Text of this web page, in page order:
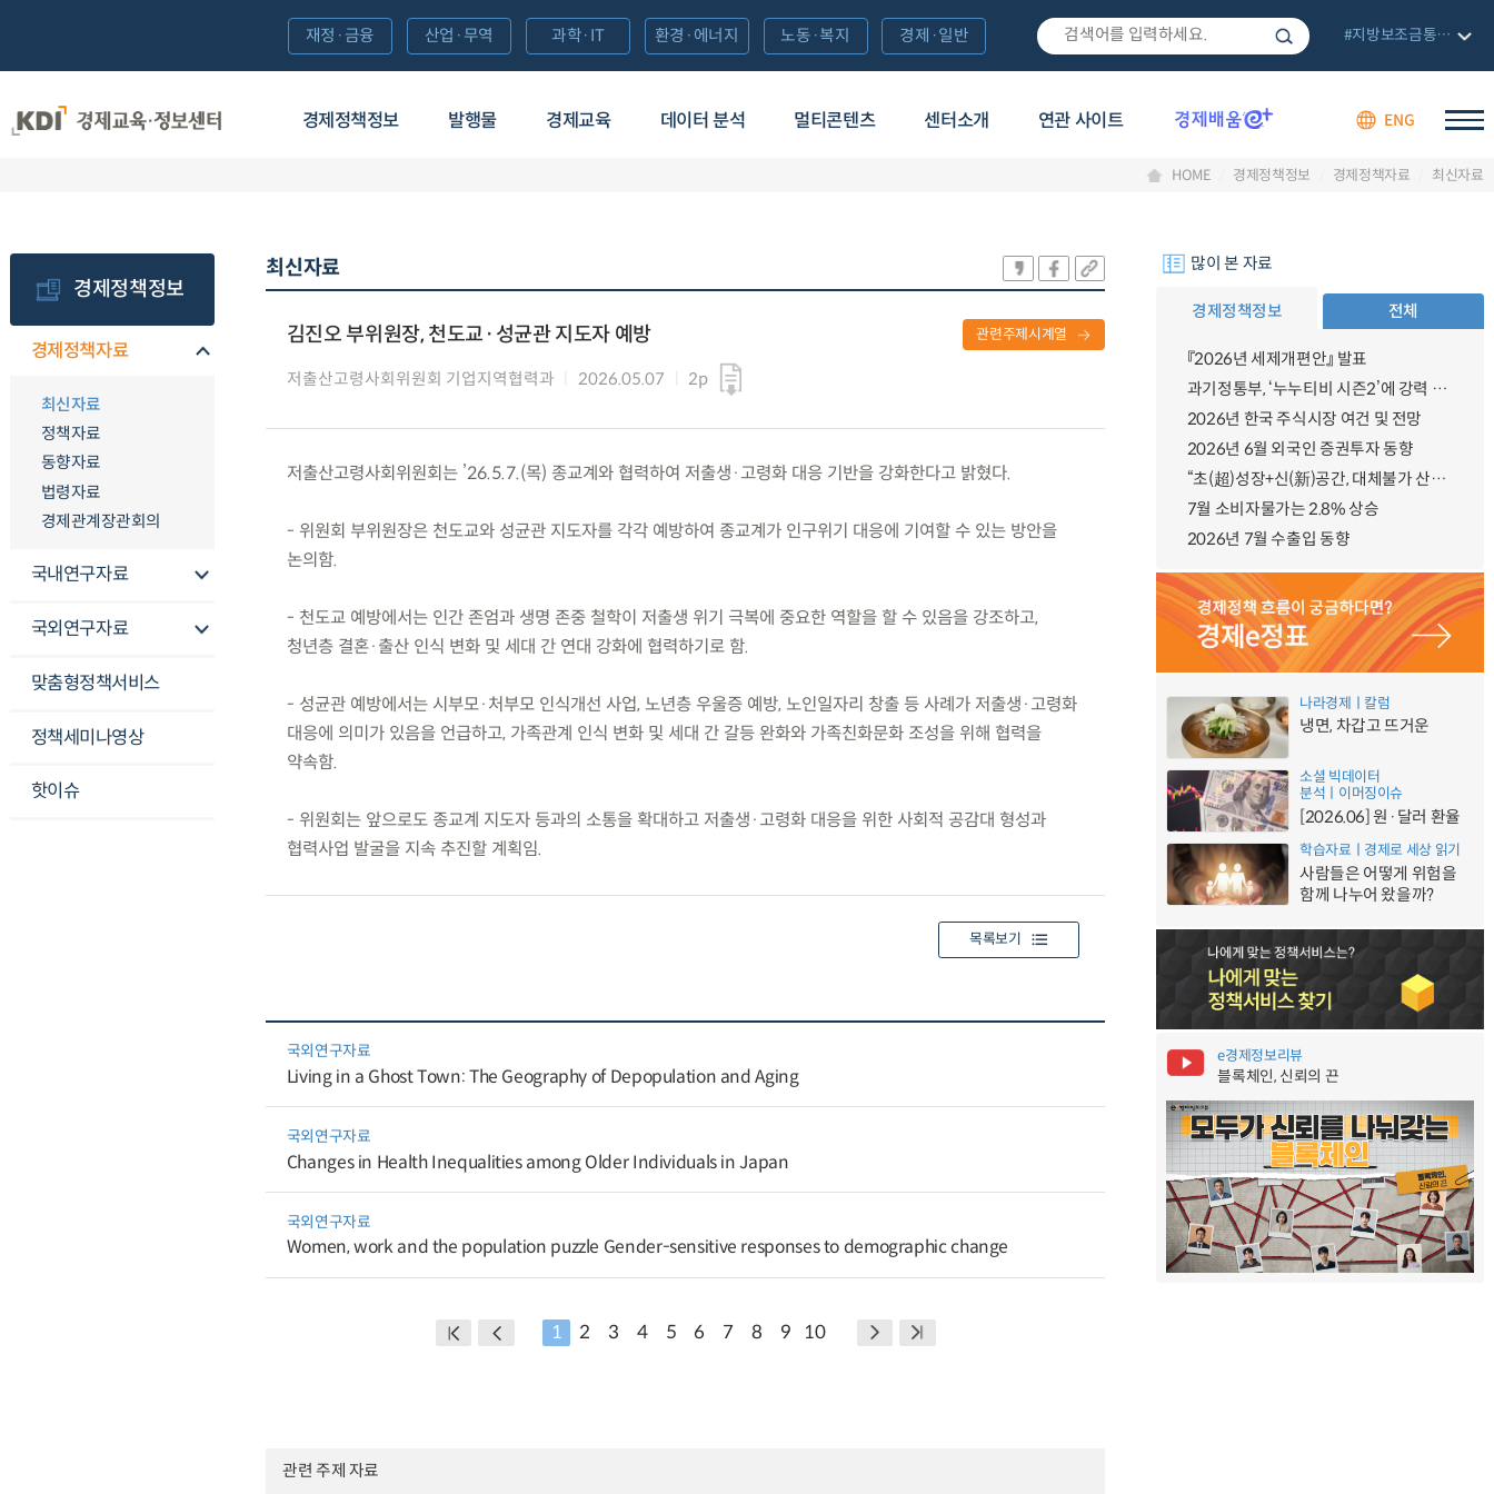
경제정책정보 발행물 경제교육 데이터 분석 멀티콘텐츠 센터소개 연관 사이트 ENG
재정·금융 산업·무역 과학·IT 환경·에너지 노동·복지 경제·일반 #지방보조금통합관리망
HOME 경제정책정보 경제정책자료 최신자료
경제정책정보
경제정책자료
최신자료
정책자료
동향자료
법령자료
경제관계장관회의
국내연구자료
국외연구자료
맞춤형정책서비스
정책세미나영상
핫이슈
최신자료
김진오 부위원장, 천도교·성균관 지도자 예방
저출산고령사회위원회 기업지역협력과 2026.05.07 2p
관련주제시계열
저출산고령사회위원회는 ’26.5.7.(목) 종교계와 협력하여 저출생·고령화 대응 기반을 강화한다고 밝혔다.
- 위원회 부위원장은 천도교와 성균관 지도자를 각각 예방하여 종교계가 인구위기 대응에 기여할 수 있는 방안을
논의함.
- 천도교 예방에서는 인간 존엄과 생명 존중 철학이 저출생 위기 극복에 중요한 역할을 할 수 있음을 강조하고,
청년층 결혼·출산 인식 변화 및 세대 간 연대 강화에 협력하기로 함.
- 성균관 예방에서는 시부모·처부모 인식개선 사업, 노년층 우울증 예방, 노인일자리 창출 등 사례가 저출생·고령화
대응에 의미가 있음을 언급하고, 가족관계 인식 변화 및 세대 간 갈등 완화와 가족친화문화 조성을 위해 협력을
약속함.
- 위원회는 앞으로도 종교계 지도자 등과의 소통을 확대하고 저출생·고령화 대응을 위한 사회적 공감대 형성과
협력사업 발굴을 지속 추진할 계획임.
목록보기
국외연구자료
Living in a Ghost Town: The Geography of Depopulation and Aging
국외연구자료
Changes in Health Inequalities among Older Individuals in Japan
국외연구자료
Women, work and the population puzzle Gender-sensitive responses to demographic change
1 2 3 4 5 6 7 8 9 10
관련 주제 자료
많이 본 자료
경제정책정보 전체
『2026년 세제개편안』 발표
과기정통부, ‘누누티비 시즌2’에 강력 대응 의지 밝혀
2026년 한국 주식시장 여건 및 전망
2026년 6월 외국인 증권투자 동향
“초(超)성장+신(新)공간, 대체불가 산업강국”
7월 소비자물가는 2.8% 상승
2026년 7월 수출입 동향
나라경제ㅣ칼럼
냉면, 차갑고 뜨거운
소셜 빅데이터
분석ㅣ이머징이슈
[2026.06] 원·달러 환율
학습자료ㅣ경제로 세상 읽기
사람들은 어떻게 위험을
함께 나누어 왔을까?
e경제정보리뷰
블록체인, 신뢰의 끈